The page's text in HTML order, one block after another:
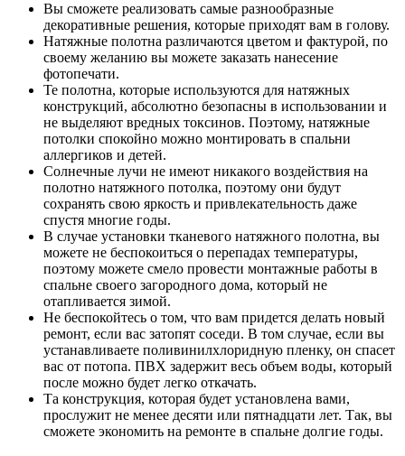
Вы сможете реализовать самые разнообразные
декоративные решения, которые приходят вам в голову.
Натяжные полотна различаются цветом и фактурой, по
своему желанию вы можете заказать нанесение
фотопечати.
Те полотна, которые используются для натяжных
конструкций, абсолютно безопасны в использовании и
не выделяют вредных токсинов. Поэтому, натяжные
потолки спокойно можно монтировать в спальни
аллергиков и детей.
Солнечные лучи не имеют никакого воздействия на
полотно натяжного потолка, поэтому они будут
сохранять свою яркость и привлекательность даже
спустя многие годы.
В случае установки тканевого натяжного полотна, вы
можете не беспокоиться о перепадах температуры,
поэтому можете смело провести монтажные работы в
спальне своего загородного дома, который не
отапливается зимой.
Не беспокойтесь о том, что вам придется делать новый
ремонт, если вас затопят соседи. В том случае, если вы
устанавливаете поливинилхлоридную пленку, он спасет
вас от потопа. ПВХ задержит весь объем воды, который
после можно будет легко откачать.
Та конструкция, которая будет установлена вами,
прослужит не менее десяти или пятнадцати лет. Так, вы
сможете экономить на ремонте в спальне долгие годы.